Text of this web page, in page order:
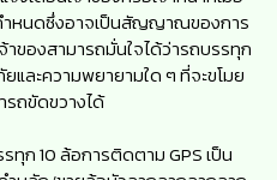
หนดซึ่งอาจเป็นสัญญาณของการ
ของสามารถมั่นใจได้ว่ารถบรรทุก
ละความพยายามใด ๆ ที่จะขโมย
รถขัดขวางได้
ก 10 ล้อการติดตาม GPS เป็น